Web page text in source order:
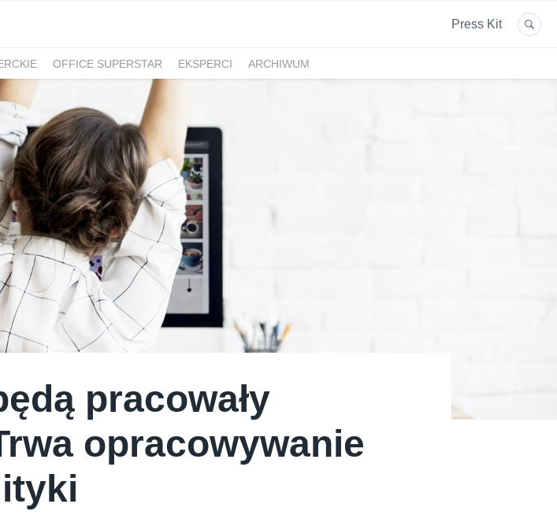
Press Kit
OFFICE SUPERSTAR EKSPERCI ARCHIWUM
pracowały
opracowywanie